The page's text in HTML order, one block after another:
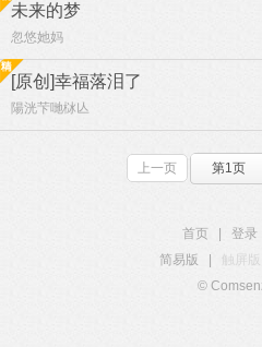
未来的梦
忽悠她妈
[原创]幸福落泪了
陽洸芐哋栤亾
上一页 第1页
首页 登录
简易版
触屏版
©